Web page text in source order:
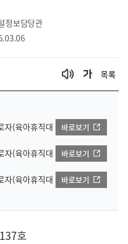
정보담당관
목록
자(육아휴직대
바로보기
자(육아휴직대
바로보기
자(육아휴직대
바로보기
호